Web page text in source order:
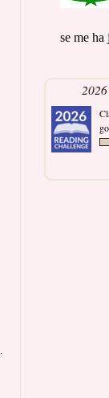
se me ha